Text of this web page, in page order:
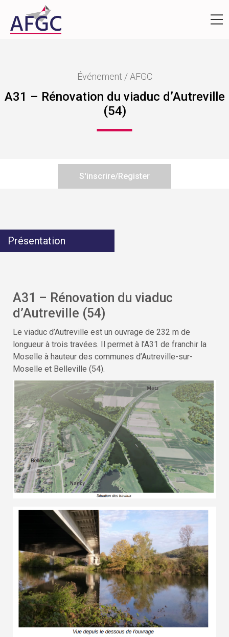
Événement / AFGC
A31 – Rénovation du viaduc d’Autreville
(54)
S'inscrire/Register
Présentation
A31 – Rénovation du viaduc
d’Autreville (54)
Le viaduc d’Autreville est un ouvrage de 232 m de
longueur à trois travées. Il permet à l’A31 de franchir la
Moselle à hauteur des communes d’Autreville-sur-
Moselle et Belleville (54).